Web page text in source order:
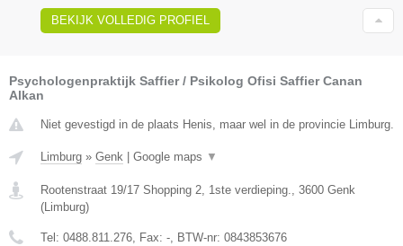
BEKIJK VOLLEDIG PROFIEL
Psychologenpraktijk Saffier / Psikolog Ofisi Saffier Canan
Alkan
Niet gevestigd in de plaats Henis, maar wel in de provincie Limburg.
Limburg » Genk | Google maps ▼
Rootenstraat 19/17 Shopping 2, 1ste verdieping. 3600 Genk
(Limburg)
Tel: 0488.811.276 , Fax: - , BTW-nr: 0843853676